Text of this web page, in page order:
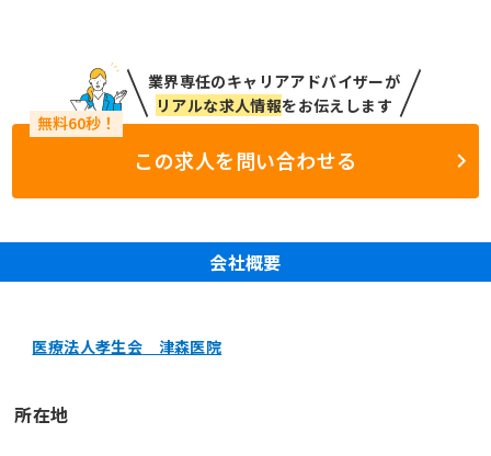
業界専任のキャリアアドバイザーが
リアルな求人情報をお伝えします
この求人を問い合わせる
会社概要
医療法人孝生会 津森医院
所在地